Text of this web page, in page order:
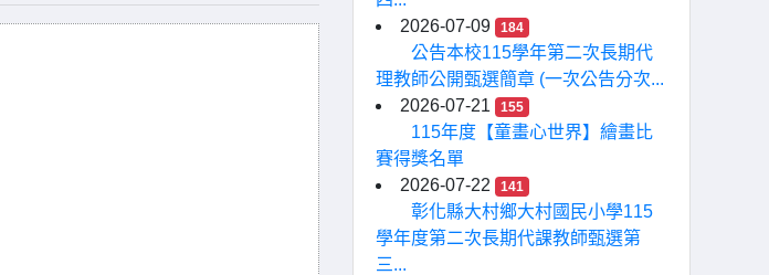
2026-07-09
184
公告本校115學年第二次長期代
理教師公開甄選簡章 (一次公告分次...
2026-07-21
155
115年度【童畫心世界】繪畫比
賽得獎名單
2026-07-22
141
彰化縣大村鄉大村國民小學115
學年度第二次長期代課教師甄選第
三...